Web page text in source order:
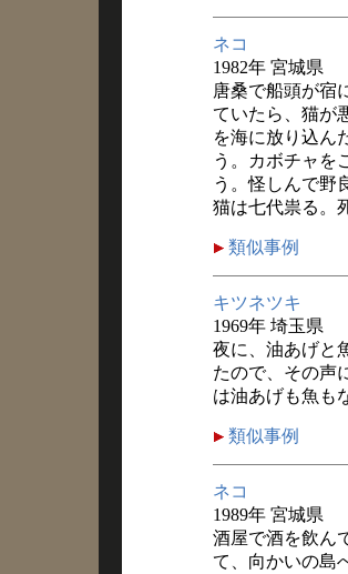
ネコ
1982年 宮城県
唐桑で船頭が宿
ていたら、猫が
を海に放り込ん
う。カボチャを
う。怪しんで野
猫は七代祟る。
類似事例
キツネツキ
1969年 埼玉県
夜に、油あげと
たので、その声
は油あげも魚も
類似事例
ネコ
1989年 宮城県
酒屋で酒を飲ん
て、向かいの島